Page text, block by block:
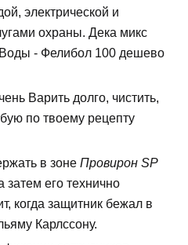
электрической и
охраны. Дека микс
- Фелибол 100 дешево
Варить долго, чистить,
по твоему рецепту
в зоне Провирон SP
его технично
когда защитник бежал в
Карлссону.